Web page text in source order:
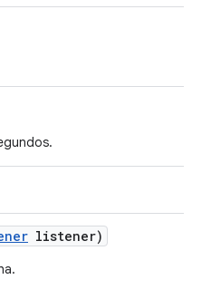
listener)